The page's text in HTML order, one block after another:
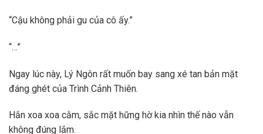
“Cậu không phải gu của cô ấy.”
“…”
Ngay lúc này, Lý Ngôn rất muốn bay sang xé tan bản mặt
đáng ghét của Trình Cảnh Thiên.
Hắn xoa xoa cằm, sắc mặt hững hờ kia nhìn thế nào vẫn
không đúng lắm.